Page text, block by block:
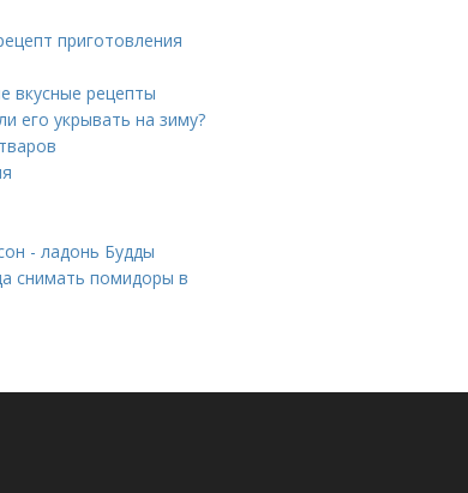
приготовления
вкусные рецепты
его укрывать на зиму?
- ладонь Будды
снимать помидоры в